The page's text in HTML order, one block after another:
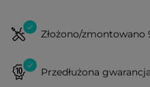
Złożono/zmontowano
Przedłużona